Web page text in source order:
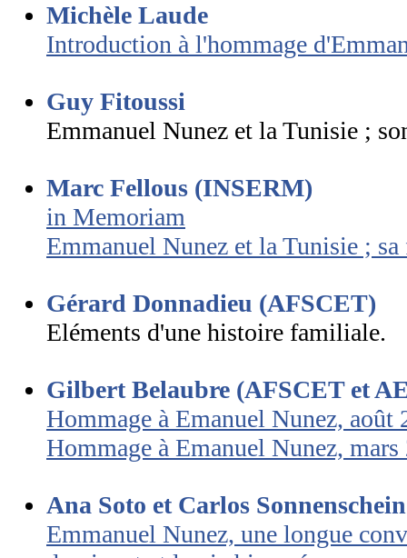
Michèle Laude
Introduction à l'hommage
Guy Fitoussi
Emmanuel Nunez et la Tunisie ;
Marc Fellous (INSERM)
in Memoriam
Emmanuel Nunez et la Tunisie ;
Gérard Donnadieu (AFSCET)
Eléments d'une histoire familiale.
Gilbert Belaubre (AFSCET et
Hommage à Emanuel Nunez, août
Hommage à Emanuel Nunez, mars
Ana Soto et Carlos
Emmanuel Nunez, une longue